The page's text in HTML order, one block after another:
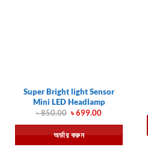
Super Bright light Sensor
Mini LED Headlamp
৳850.00 Original
was:
৳ 850.00.
৳699.00Current
is:
৳ 699.00.
অর্ডার করুন